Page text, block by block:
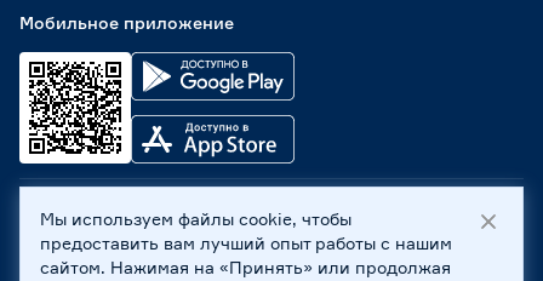
Мобильное приложение
ООО «Бауцентр Рус» 2004 -2026, 236029, г. Калининград,
ул. А.Невского, 205. ИНН 7702596813, КПП 390601001 ©
Все права защищены
Мы используем файлы cookie, чтобы
предоставить вам лучший опыт работы с нашим
сайтом. Нажимая на «Принять» или продолжая